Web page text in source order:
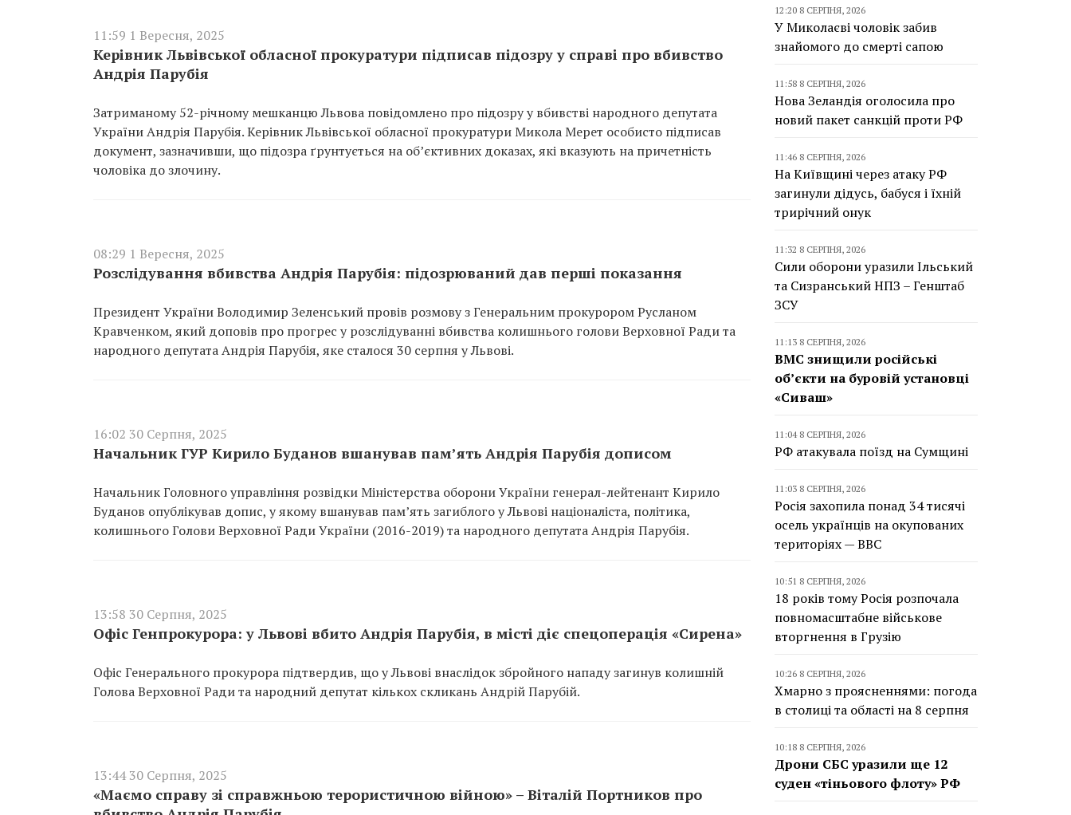
11:59 1 Вересня, 2025
Керівник Львівської обласної прокуратури підписав підозру у справі про вбивство
Андрія Парубія
Затриманому 52-річному мешканцю Львова повідомлено про підозру у вбивстві народного депутата
України Андрія Парубія. Керівник Львівської обласної прокуратури Микола Мерет особисто підписав
документ, зазначивши, що підозра ґрунтується на об’єктивних доказах, які вказують на причетність
чоловіка до злочину.
08:29 1 Вересня, 2025
Розслідування вбивства Андрія Парубія: підозрюваний дав перші показання
Президент України Володимир Зеленський провів розмову з Генеральним прокурором Русланом
Кравченком, який доповів про прогрес у розслідуванні вбивства колишнього голови Верховної Ради та
народного депутата Андрія Парубія, яке сталося 30 серпня у Львові.
16:02 30 Серпня, 2025
Начальник ГУР Кирило Буданов вшанував пам’ять Андрія Парубія дописом
Начальник Головного управління розвідки Міністерства оборони України генерал-лейтенант Кирило
Буданов опублікував допис, у якому вшанував пам’ять загиблого у Львові націоналіста, політика,
колишнього Голови Верховної Ради України (2016-2019) та народного депутата Андрія Парубія.
13:58 30 Серпня, 2025
Офіс Генпрокурора: у Львові вбито Андрія Парубія, в місті діє спецоперація «Сирена»
Офіс Генерального прокурора підтвердив, що у Львові внаслідок збройного нападу загинув колишній
Голова Верховної Ради та народний депутат кількох скликань Андрій Парубій.
13:44 30 Серпня, 2025
«Маємо справу зі справжньою терористичною війною» – Віталій Портников про
12:20 8 СЕРПНЯ, 2026
У Миколаєві чоловік забив
знайомого до смерті сапою
11:58 8 СЕРПНЯ, 2026
Нова Зеландія оголосила про
новий пакет санкцій проти РФ
11:46 8 СЕРПНЯ, 2026
На Київщині через атаку РФ
загинули дідусь, бабуся і їхній
трирічний онук
11:32 8 СЕРПНЯ, 2026
Сили оборони уразили Ільський
та Сизранський НПЗ – Генштаб
ЗСУ
11:13 8 СЕРПНЯ, 2026
ВМС знищили російські
об’єкти на буровій установці
«Сиваш»
11:04 8 СЕРПНЯ, 2026
РФ атакувала поїзд на Сумщині
11:03 8 СЕРПНЯ, 2026
Росія захопила понад 34 тисячі
осель українців на окупованих
територіях — BBC
10:51 8 СЕРПНЯ, 2026
18 років тому Росія розпочала
повномасштабне військове
вторгнення в Грузію
10:26 8 СЕРПНЯ, 2026
Хмарно з проясненнями: погода
в столиці та області на 8 серпня
10:18 8 СЕРПНЯ, 2026
Дрони СБС уразили ще 12
суден «тіньового флоту» РФ